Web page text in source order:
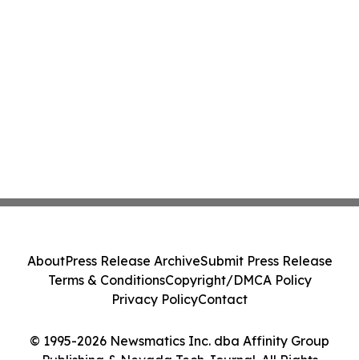
© 1995-2026 Newsmatics Inc. dba Affinity Group
AboutPress Release ArchiveSubmit Press Release
Terms & ConditionsCopyright/DMCA Policy
Privacy PolicyContact